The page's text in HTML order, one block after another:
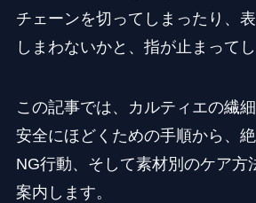
チェーンを切ってしまったり、
しまわないかと、指が止まって
この記事では、カルティエの繊
安全にほどくための手順から、
NG行動、そして素材別のケア方
案内します。